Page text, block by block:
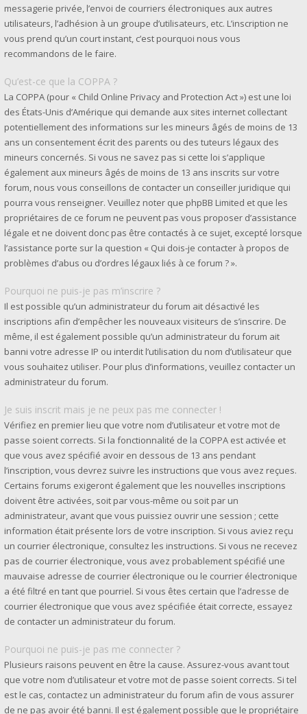
messagerie privée, l’envoi de courriers électroniques aux autres
utilisateurs, l’adhésion à un groupe d’utilisateurs, etc. L’inscription ne
vous prend qu’un court instant, c’est pourquoi nous vous
recommandons de le faire.
Qu’est-ce que la COPPA ?
La COPPA (pour « Child Online Privacy and Protection Act ») est une loi
des États-Unis d’Amérique qui demande aux sites internet collectant
potentiellement des informations sur les mineurs âgés de moins de 13
ans un consentement écrit des parents ou des tuteurs légaux des
mineurs concernés. Si vous ne savez pas si cette loi s’applique
également aux mineurs âgés de moins de 13 ans inscrits sur votre
forum, nous vous conseillons de contacter un conseiller juridique qui
pourra vous renseigner. Veuillez noter que phpBB Limited et que les
propriétaires de ce forum ne peuvent pas vous proposer d’assistance
légale et ne doivent donc pas être contactés à ce sujet, excepté lorsque
l’assistance porte sur la question « Qui dois-je contacter à propos de
problèmes d’abus ou d’ordres légaux liés à ce forum ? ».
Pourquoi ne puis-je pas m’inscrire ?
Il est possible qu’un administrateur du forum ait désactivé les
inscriptions afin d’empêcher les nouveaux visiteurs de s’inscrire. De
même, il est également possible qu’un administrateur du forum ait
banni votre adresse IP ou interdit l’utilisation du nom d’utilisateur que
vous souhaitez utiliser. Pour plus d’informations, veuillez contacter un
administrateur du forum.
Je suis inscrit mais je ne peux pas me connecter !
Vérifiez en premier lieu que votre nom d’utilisateur et votre mot de
passe soient corrects. Si la fonctionnalité de la COPPA est activée et
que vous avez spécifié avoir en dessous de 13 ans pendant
l’inscription, vous devrez suivre les instructions que vous avez reçues.
Certains forums exigeront également que les nouvelles inscriptions
doivent être activées, soit par vous-même ou soit par un
administrateur, avant que vous puissiez ouvrir une session ; cette
information était présente lors de votre inscription. Si vous aviez reçu
un courrier électronique, consultez les instructions. Si vous ne recevez
pas de courrier électronique, vous avez probablement spécifié une
mauvaise adresse de courrier électronique ou le courrier électronique
a été filtré en tant que pourriel. Si vous êtes certain que l’adresse de
courrier électronique que vous avez spécifiée était correcte, essayez
de contacter un administrateur du forum.
Pourquoi ne puis-je pas me connecter ?
Plusieurs raisons peuvent en être la cause. Assurez-vous avant tout
que votre nom d’utilisateur et votre mot de passe soient corrects. Si tel
est le cas, contactez un administrateur du forum afin de vous assurer
de ne pas avoir été banni. Il est également possible que le propriétaire